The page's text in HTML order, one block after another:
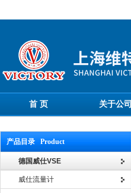
首 页 关于公司
产品目录 Product
德国威仕VSE
威仕流量计